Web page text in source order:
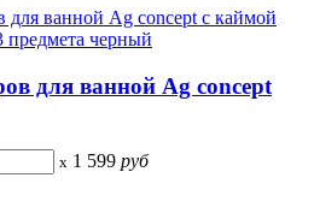
для ванной Ag concept
x 1 599 руб